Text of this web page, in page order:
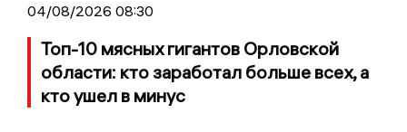
04/08/2026 08:30
Топ-10 мясных гигантов Орловской
области: кто заработал больше всех, а
кто ушел в минус